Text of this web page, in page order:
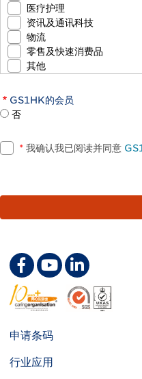
医疗护理
资讯及通讯科技
物流
零售及快速消费品
其他
GS1HK的会员
否
* 我确认我已阅读并同意
Footer
Site
申请条码
GS1条码
行业应用